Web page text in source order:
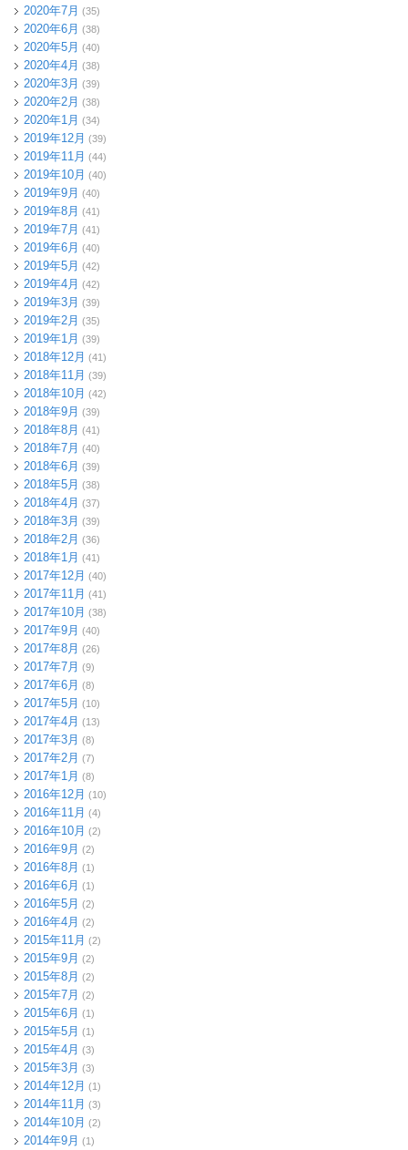
2020年7月 (35)
2020年6月 (38)
2020年5月 (40)
2020年4月 (38)
2020年3月 (39)
2020年2月 (38)
2020年1月 (34)
2019年12月 (39)
2019年11月 (44)
2019年10月 (40)
2019年9月 (40)
2019年8月 (41)
2019年7月 (41)
2019年6月 (40)
2019年5月 (42)
2019年4月 (42)
2019年3月 (39)
2019年2月 (35)
2019年1月 (39)
2018年12月 (41)
2018年11月 (39)
2018年10月 (42)
2018年9月 (39)
2018年8月 (41)
2018年7月 (40)
2018年6月 (39)
2018年5月 (38)
2018年4月 (37)
2018年3月 (39)
2018年2月 (36)
2018年1月 (41)
2017年12月 (40)
2017年11月 (41)
2017年10月 (38)
2017年9月 (40)
2017年8月 (26)
2017年7月 (9)
2017年6月 (8)
2017年5月 (10)
2017年4月 (13)
2017年3月 (8)
2017年2月 (7)
2017年1月 (8)
2016年12月 (10)
2016年11月 (4)
2016年10月 (2)
2016年9月 (2)
2016年8月 (1)
2016年6月 (1)
2016年5月 (2)
2016年4月 (2)
2015年11月 (2)
2015年9月 (2)
2015年8月 (2)
2015年7月 (2)
2015年6月 (1)
2015年5月 (1)
2015年4月 (3)
2015年3月 (3)
2014年12月 (1)
2014年11月 (3)
2014年10月 (2)
2014年9月 (1)